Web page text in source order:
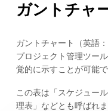
ガントチャ
ガントチャート（英語
プロジェクト管理ツー
覚的に示すことが可能で
この表は「スケジュー
理表」などとも呼ばれま